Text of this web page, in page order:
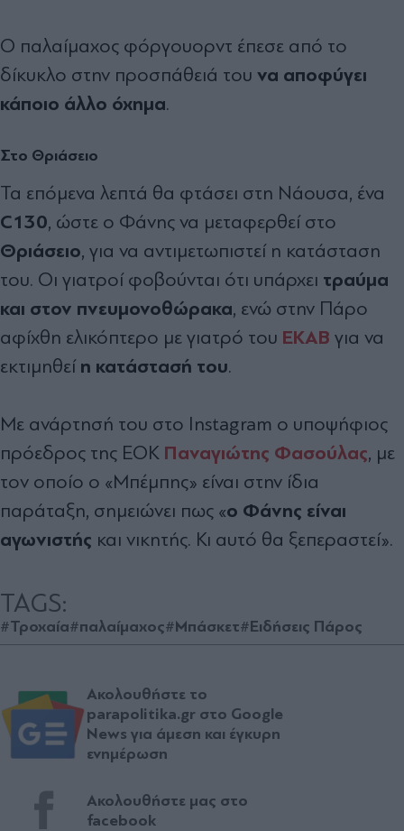
Ο παλαίμαχος φόργουορντ έπεσε από το
δίκυκλο στην προσπάθειά του να αποφύγει
κάποιο άλλο όχημα.
Στο Θριάσειο
Τα επόμενα λεπτά θα φτάσει στη Νάουσα, ένα
C130, ώστε ο Φάνης να μεταφερθεί στο
Θριάσειο, για να αντιμετωπιστεί η κατάσταση
του. Οι γιατροί φοβούνται ότι υπάρχει τραύμα
και στον πνευμονοθώρακα, ενώ στην Πάρο
αφίχθη ελικόπτερο με γιατρό του ΕΚΑΒ για να
εκτιμηθεί η κατάστασή του.
Με ανάρτησή του στο Instagram ο υποψήφιος
πρόεδρος της ΕΟΚ Παναγιώτης Φασούλας, με
τον οποίο ο «Μπέμπης» είναι στην ίδια
παράταξη, σημειώνει πως «ο Φάνης είναι
αγωνιστής και νικητής. Κι αυτό θα ξεπεραστεί».
TAGS:
#Τροχαία#παλαίμαχος#Μπάσκετ#Ειδήσεις Πάρος
Ακολουθήστε το
parapolitika.gr στο Google
News για άμεση και έγκυρη
ενημέρωση
Ακολουθήστε μας στο
facebook